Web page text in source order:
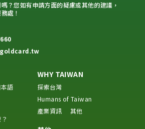
？您如有申請方面的疑慮或其他的建議，
處！
語
WHY TAIWAN
探索台灣
Humans of Taiwan
產業資訊
其他